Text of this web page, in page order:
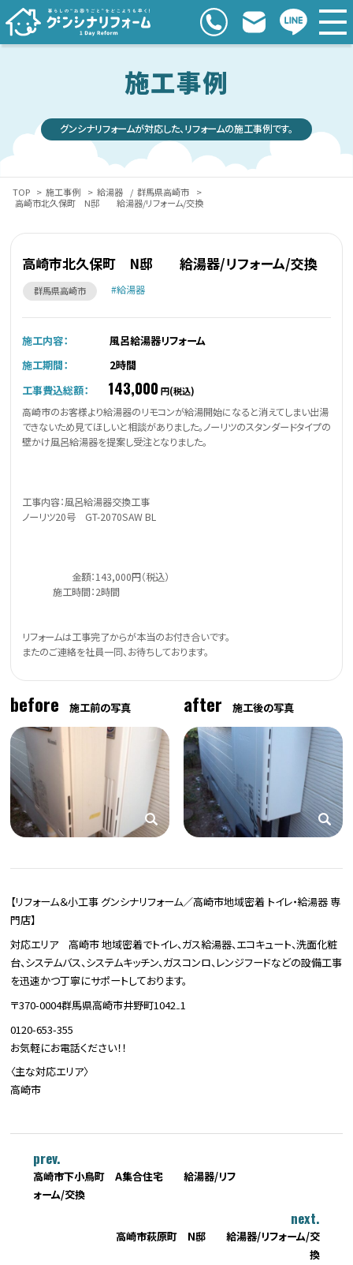
施工事例
グンシナリフォームが対応した、リフォームの施工事例です。
TOP > 施工事例 > 給湯器 / 群馬県高崎市
>
高崎市北久保町 N邸 給湯器/リフォーム/交換
高崎市北久保町 N邸 給湯器/リフォーム/交換
群馬県高崎市 給湯器
施工内容：
風呂給湯器リフォーム
施工期間：
2時間
工事費込総額：
143,000 円(税込)
高崎市のお客様より給湯器のリモコンが給湯開始になると消えてしまい出湯
できないため見てほしいと相談がありました。ノーリツのスタンダードタイプの
壁かけ風呂給湯器を提案し受注となりました。
工事内容：風呂給湯器交換工事
ノーリツ20号 GT-2070SAW BL
金額：143,000円（税込）
施工時間：2時間
リフォームは工事完了からが本当のお付き合いです。
またのご連絡を社員一同、お待ちしております。
before 施工前の写真 after 施工後の写真
【リフォーム＆小工事 グンシナリフォーム／高崎市地域密着 トイレ・給湯器 専
門店】
対応エリア 高崎市 地域密着でトイレ、ガス給湯器、エコキュート、洗面化粧
台、システムバス、システムキッチン、ガスコンロ、レンジフードなどの設備工事
を迅速かつ丁寧にサポートしております。
〒370-0004群馬県高崎市井野町1042₋1
0120-653-355
お気軽にお電話ください！！
〈主な対応エリア〉
高崎市
prev.
高崎市下小鳥町 A集合住宅 給湯器/リフ
ォーム/交換
next.
高崎市萩原町 N邸 給湯器/リフォーム/交
換